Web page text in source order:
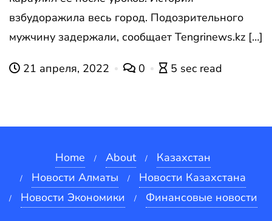
взбудоражила весь город. Подозрительного
мужчину задержали, сообщает Tengrinews.kz […]
21 апреля, 2022 0 5 sec read
Home About
Казахстан
Новости Алматы
Новости Казахстана
Новости Экономики
Финансовые новости